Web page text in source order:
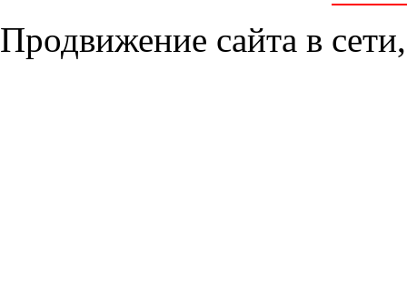
Продвижение сайта в